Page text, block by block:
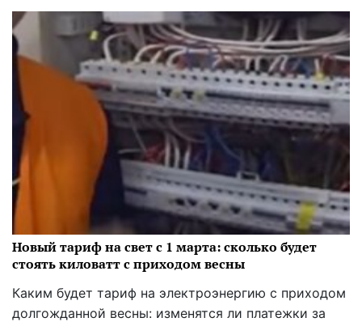
Новый тариф на свет с 1 марта: сколько будет
стоять киловатт с приходом весны
Каким будет тариф на электроэнергию с приходом
долгожданной весны: изменятся ли платежки за